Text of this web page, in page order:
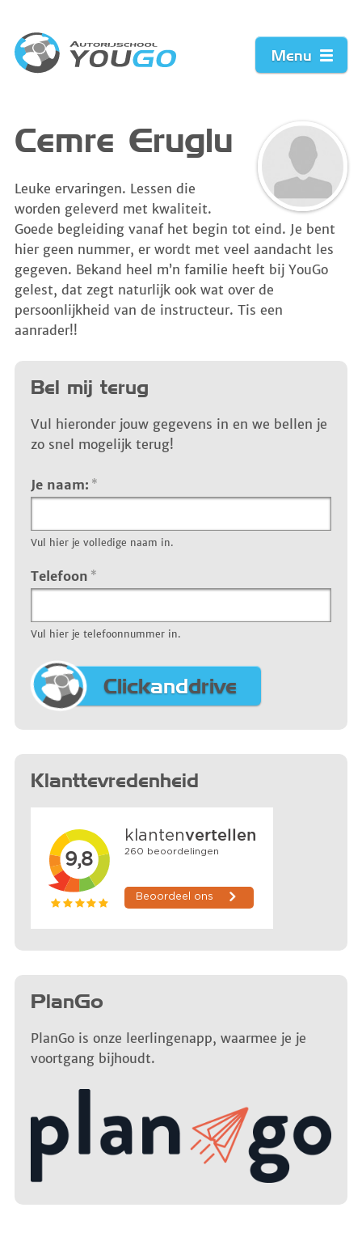
Menu
Werkwijze
Acties
Vacature
Cemre Eruglu
Leuke ervaringen. Lessen die
worden geleverd met kwaliteit.
Goede begleiding vanaf het begin tot eind. Je bent
hier geen nummer, er wordt met veel aandacht les
gegeven. Bekand heel m’n familie heeft bij YouGo
gelest, dat zegt naturlijk ook wat over de
persoonlijkheid van de instructeur. Tis een
aanrader!!
Bel mij terug
Vul hieronder jouw gegevens in en we bellen je
zo snel mogelijk terug!
Je naam: *
Vul hier je volledige naam in.
Telefoon *
Vul hier je telefoonnummer in.
Clickanddrive
Klanttevredenheid
PlanGo
PlanGo is onze leerlingenapp, waarmee je je
voortgang bijhoudt.